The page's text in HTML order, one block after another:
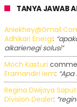
TANYA JAWAB
Adhikari Energi:
aikarienegi solusi”
Moch Kasturi
Eramandiri Iem:
Regina Dwijaya
Division Dealer: